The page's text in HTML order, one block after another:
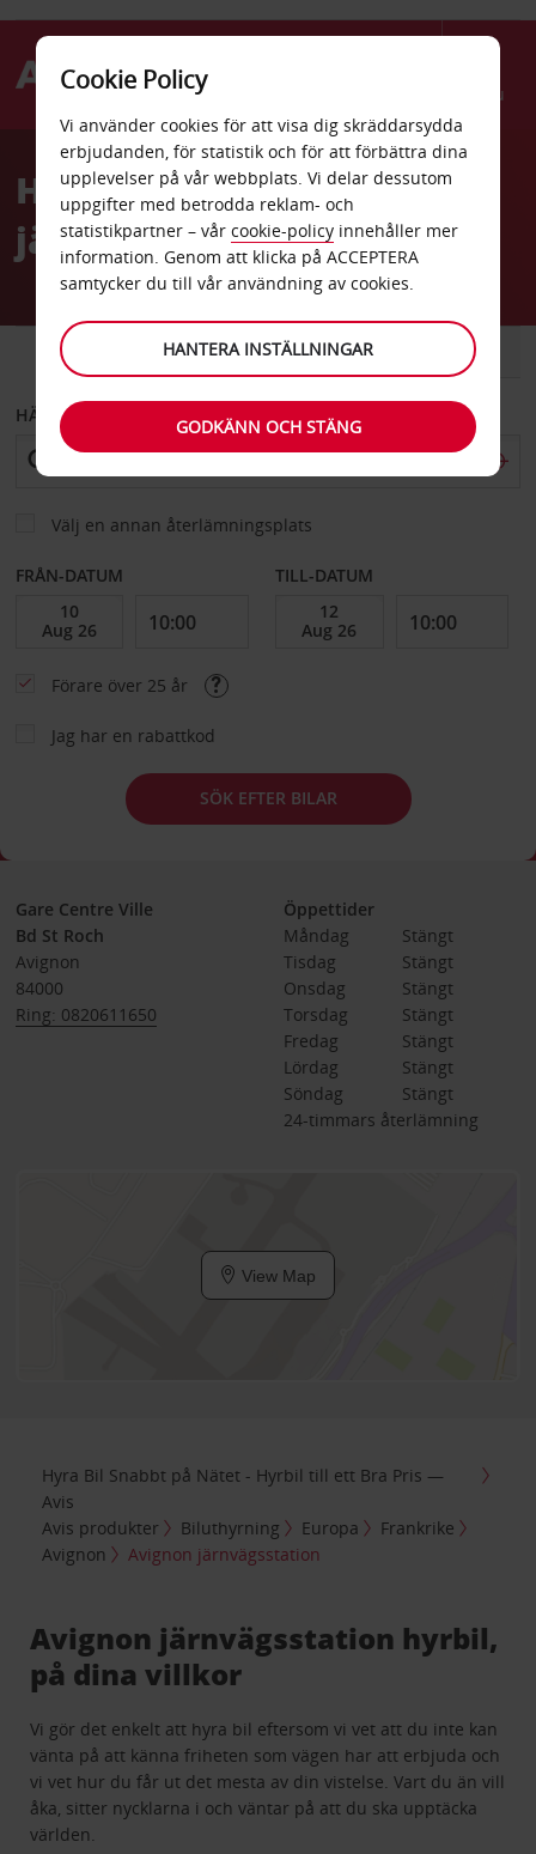
Menu
AvisHyra bil Avignon
järnvägsstation
SKÅPBIL
HÄMTA FRÅN
Välj en annan återlämningsplats
FRÅN-DATUM TILL-DATUM
Förare över 25 år
Jag har en rabattkod
SÖK EFTER BILAR
Gare Centre Ville
Bd St Roch
Avignon
84000
Ring: 0820611650
Öppettider
Måndag
Stängt
Tisdag
Stängt
Onsdag
Stängt
Torsdag
Stängt
Fredag
Stängt
Lördag
Stängt
Söndag
Stängt
24-timmars återlämning
View Map
Hyra Bil Snabbt på Nätet - Hyrbil till ett Bra Pris —
Avis
Avis produkter
Biluthyrning Europa
Frankrike
Avignon
Avignon järnvägsstation
Avignon järnvägsstation hyrbil,
på dina villkor
Vi gör det enkelt att hyra bil eftersom vi vet att du inte kan
vänta på att känna friheten som vägen har att erbjuda och
vi vet hur du får ut det mesta av din vistelse. Vart du än vill
åka, sitter nycklarna i och väntar på att du ska upptäcka
världen.
Cookie Policy
Vi använder cookies för att visa dig skräddarsydda
erbjudanden, för statistik och för att förbättra dina
upplevelser på vår webbplats. Vi delar dessutom
uppgifter med betrodda reklam- och
statistikpartner – vår cookie-policy innehåller mer
information. Genom att klicka på ACCEPTERA
samtycker du till vår användning av cookies.
HANTERA INSTÄLLNINGAR
GODKÄNN OCH STÄNG